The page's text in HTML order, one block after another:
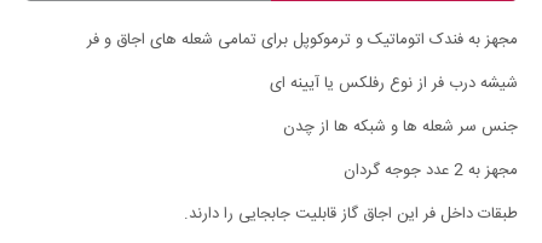
مجهز به فندک اتوماتیک و ترموکوپل برای تمامی شعله های اجاق و فر
شیشه درب فر از نوع رفلکس یا آیینه ای
جنس سر شعله ها و شبکه ها از چدن
مجهز به 2 عدد جوجه گردان
طبقات داخل فر این اجاق گاز قابلیت جابجایی را دارند.